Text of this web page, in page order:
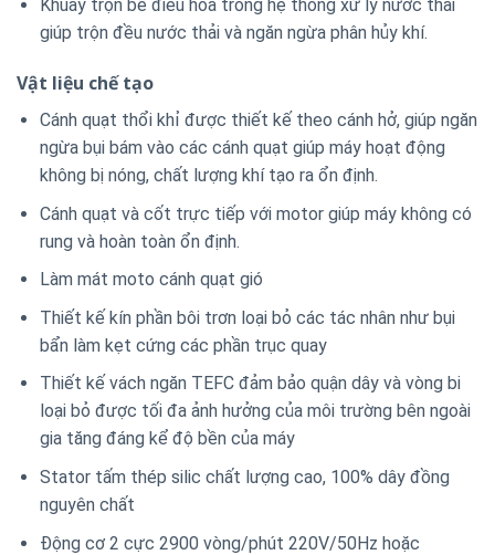
Khuấy trộn bể điều hòa trong hệ thống xử lý nước thải
giúp trộn đều nước thải và ngăn ngừa phân hủy khí.
Vật liệu chế tạo
Cánh quạt thổi khỉ được thiết kế theo cánh hở, giúp ngăn
ngừa bụi bám vào các cánh quạt giúp máy hoạt động
không bị nóng, chất lượng khí tạo ra ổn định.
Cánh quạt và cốt trực tiếp với motor giúp máy không có
rung và hoàn toàn ổn định.
Làm mát moto cánh quạt gió
Thiết kế kín phần bôi trơn loại bỏ các tác nhân như bụi
bẩn làm kẹt cứng các phần trục quay
Thiết kế vách ngăn TEFC đảm bảo quận dây và vòng bi
loại bỏ được tối đa ảnh hưởng của môi trường bên ngoài
gia tăng đáng kể độ bền của máy
Stator tấm thép silic chất lượng cao, 100% dây đồng
nguyên chất
Động cơ 2 cực 2900 vòng/phút 220V/50Hz hoặc